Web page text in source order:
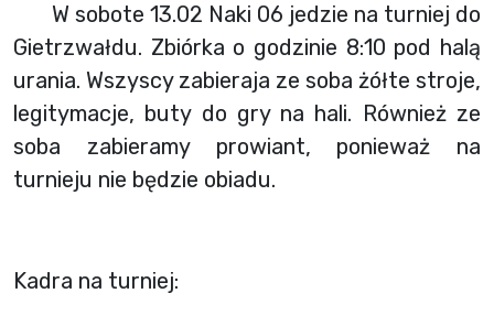
W sobote 13.02 Naki 06 jedzie na turniej do
Gietrzwałdu. Zbiórka o godzinie 8:10 pod halą
urania. Wszyscy zabieraja ze soba żółte stroje,
legitymacje, buty do gry na hali. Również ze
soba zabieramy prowiant, ponieważ na
turnieju nie będzie obiadu.
Kadra na turniej: